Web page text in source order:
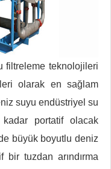
filtreleme teknolojileri
olarak en sağlam
suyu endüstriyel su
kadar portatif olacak
büyük boyutlu deniz
tuzdan arındırma